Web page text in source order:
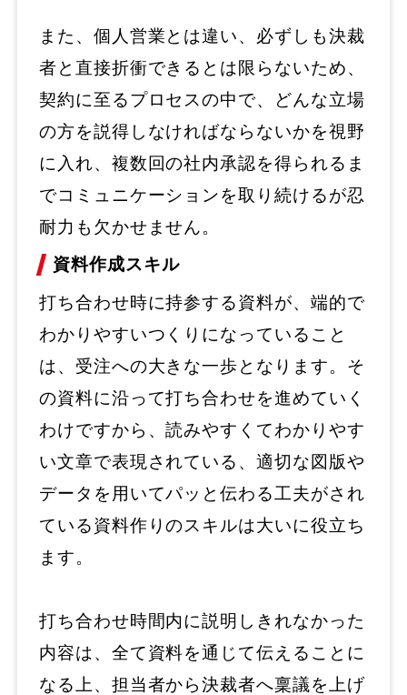
また、個人営業とは違い、必ずしも決裁
者と直接折衝できるとは限らないため、
契約に至るプロセスの中で、どんな立場
の方を説得しなければならないかを視野
に入れ、複数回の社内承認を得られるま
でコミュニケーションを取り続けるが忍
耐力も欠かせません。
資料作成スキル
打ち合わせ時に持参する資料が、端的で
わかりやすいつくりになっていること
は、受注への大きな一歩となります。そ
の資料に沿って打ち合わせを進めていく
わけですから、読みやすくてわかりやす
い文章で表現されている、適切な図版や
データを用いてパッと伝わる工夫がされ
ている資料作りのスキルは大いに役立ち
ます。
打ち合わせ時間内に説明しきれなかった
内容は、全て資料を通じて伝えることに
なる上、担当者から決裁者へ稟議を上げ